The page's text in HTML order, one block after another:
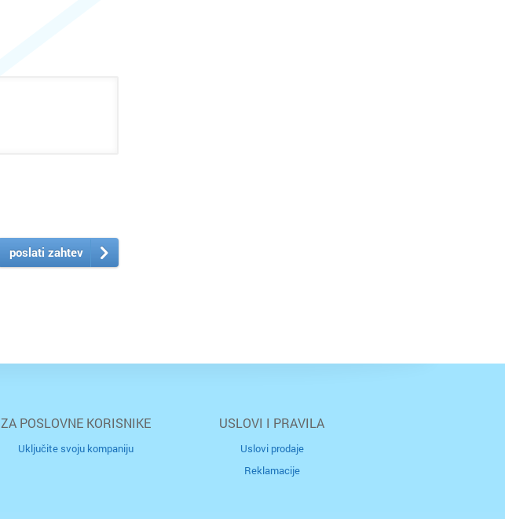
poslati zahtev
ZA POSLOVNE KORISNIKE
Uključite svoju kompaniju
USLOVI I PRAVILA
Uslovi prodaje
Reklamacije